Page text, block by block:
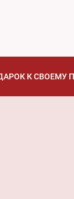
К СВОЕМУ